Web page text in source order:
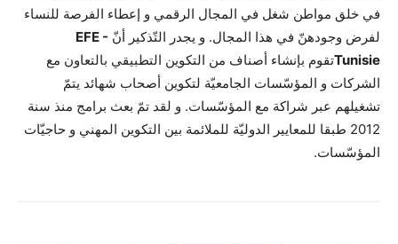
في خلق مواطن شغل في المجال الرقمي و إعطاء الفرصة للنساء
لفرض وجودهنّ في هذا المجال. و يجدر التّذكير أنّ EFE -
Tunisieتقوم بإنشاء أصناف من التكوين التطبيقي بالتعاون مع
الشركات و المؤسّسات الجامعيّة لتكوين أصحاب شهائد يتمّ
تشغيلهم عبر شراكة مع المؤسّسات. و لقد تمّ بعث برامج منذ سنة
2012 طبقا للمعايير الدوليّة للملائمة بين التكوين المهني و حاجيّات
المؤسّسات.